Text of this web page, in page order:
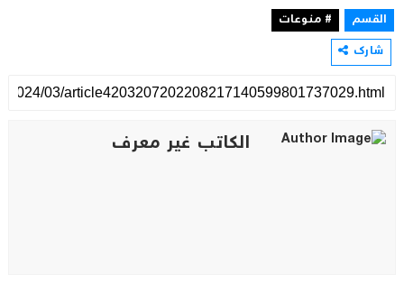
القسم
# منوعات
شارك
الكاتب غير معرف